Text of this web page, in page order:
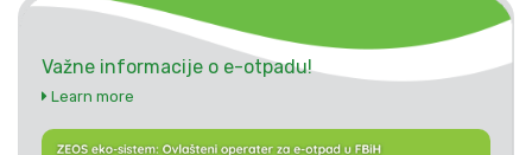
Važne informacije o e-otpadu!
Learn more